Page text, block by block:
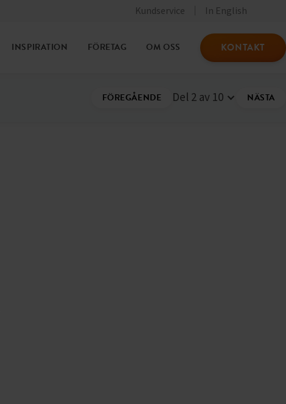
Kundservice In English
INSPIRATION FÖRETAG OM OSS KONTAKT
FÖREGÅENDE Del 2 av 10 NÄSTA